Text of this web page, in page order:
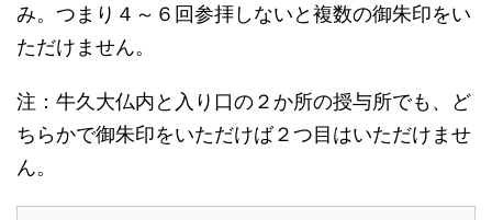
み。つまり４～６回参拝しないと複数の御朱印をい
ただけません。
注：牛久大仏内と入り口の２か所の授与所でも、ど
ちらかで御朱印をいただけば２つ目はいただけませ
ん。